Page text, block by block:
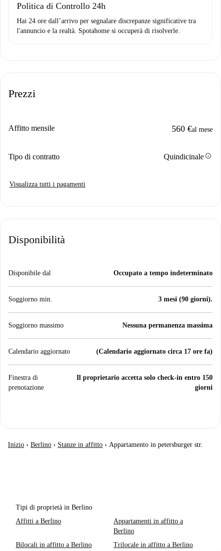
Politica di Controllo 24h
Hai 24 ore dall’arrivo per segnalare discrepanze significative tra
l'annuncio e la realtà. Spotahome si occuperà di risolverle.
Prezzi
Affitto mensile 560 €al mese
Tipo di contratto Quindicinaleinfo
Visualizza tutti i pagamenti
Disponibilità
Disponibile dal Occupato a tempo indeterminato
Soggiorno min. 3 mesi (90 giorni).
Soggiorno massimo Nessuna permanenza massima
Calendario aggiornato (Calendario aggiornato circa 17 ore fa)
Finestra di
prenotazione
Il proprietario accetta solo check-in entro 150
giorni
Inizio › Berlino › Stanze in affitto › Appartamento in petersburger str.
Tipi di proprietà in Berlino
Affitti a Berlino
Appartamenti in affitto a
Berlino
Bilocali in affitto a Berlino
Trilocale in affitto a Berlino